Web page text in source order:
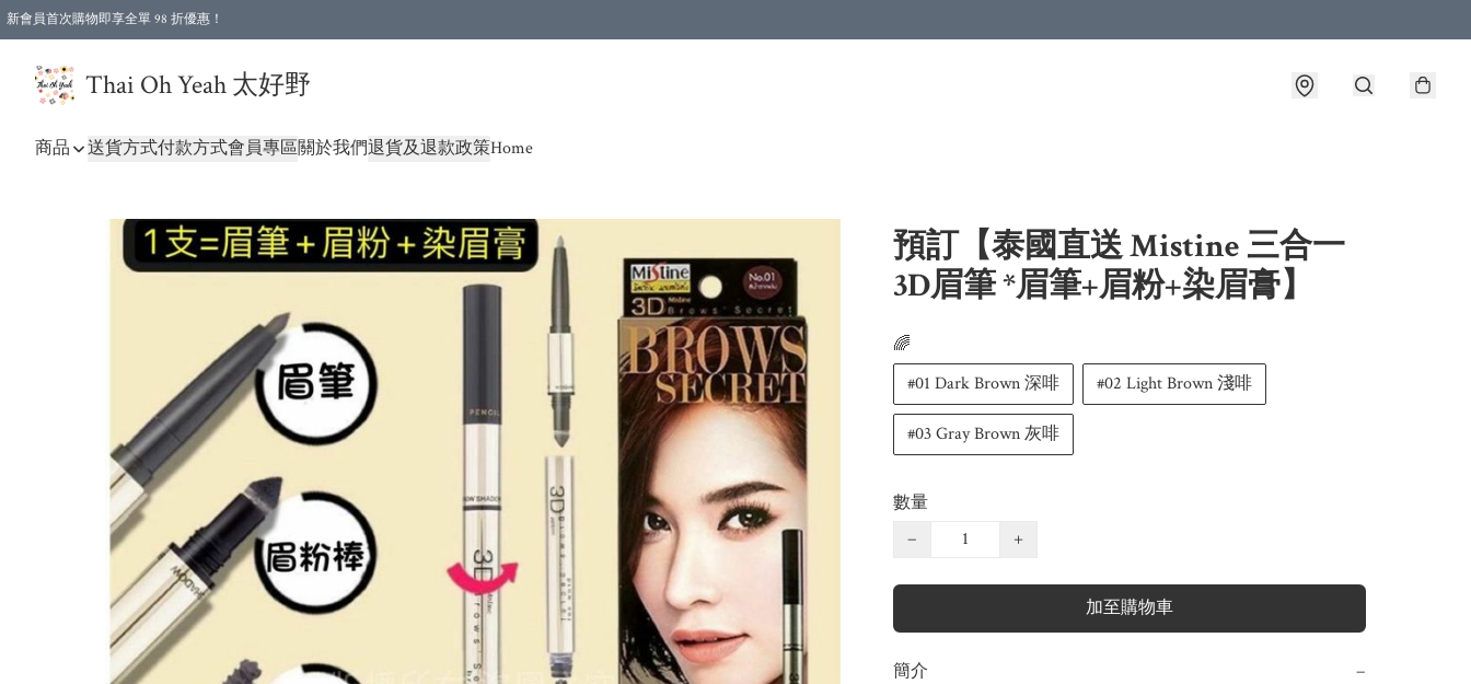
新會員首次購物即享全單 98 折優惠！
Thai Oh Yeah 太好野
商品 送貨方式付款方式會員專區關於我們退貨及退款政策Home
預訂【泰國直送 Mistine 三合一
3D眉筆 *眉筆+眉粉+染眉膏】
🌈
#01 Dark Brown 深啡
#02 Light Brown 淺啡
#03 Gray Brown 灰啡
數量
−
+
加至購物車
簡介 −